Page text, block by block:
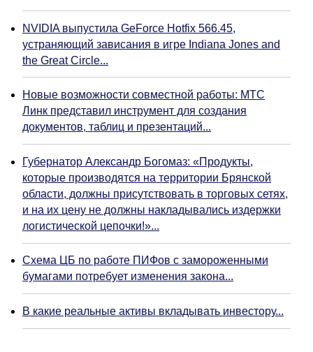
NVIDIA выпустила GeForce Hotfix 566.45,
устраняющий зависания в игре Indiana Jones and
the Great Circle...
Новые возможности совместной работы: МТС
Линк представил инструмент для создания
документов, таблиц и презентаций...
Губернатор Александр Богомаз: «Продукты,
которые производятся на территории Брянской
области, должны присутствовать в торговых сетях,
и на их цену не должны накладывались издержки
логистической цепочки!»...
Схема ЦБ по работе ПИФов с замороженными
бумагами потребует изменения закона...
В какие реальные активы вкладывать инвестору...